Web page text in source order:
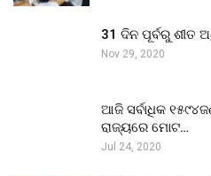
31 ଦିନ ପୂର୍ବରୁ ଶୀତ
Nov 29, 2020
ଆଜି ସର୍ବାଧିକ
ରାଜ୍ୟରେ ମୋଟ…
Jul 24, 2020